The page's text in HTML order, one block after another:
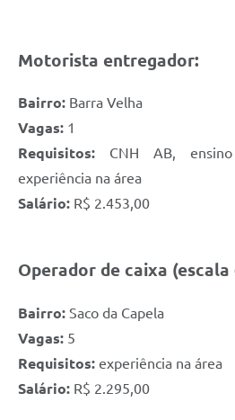
Motorista entregador:
Bairro: Barra Velha
Vagas: 1
Requisitos: CNH AB,
experiência na área
Salário: R$ 2.453,00
Operador de caixa (escala
Bairro: Saco da Capela
Vagas: 5
Requisitos: experiência na área
Salário: R$ 2.295,00